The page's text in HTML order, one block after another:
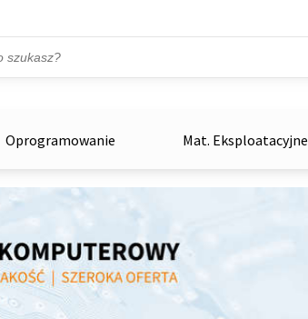
Oprogramowanie Mat. Eksploatacyjne